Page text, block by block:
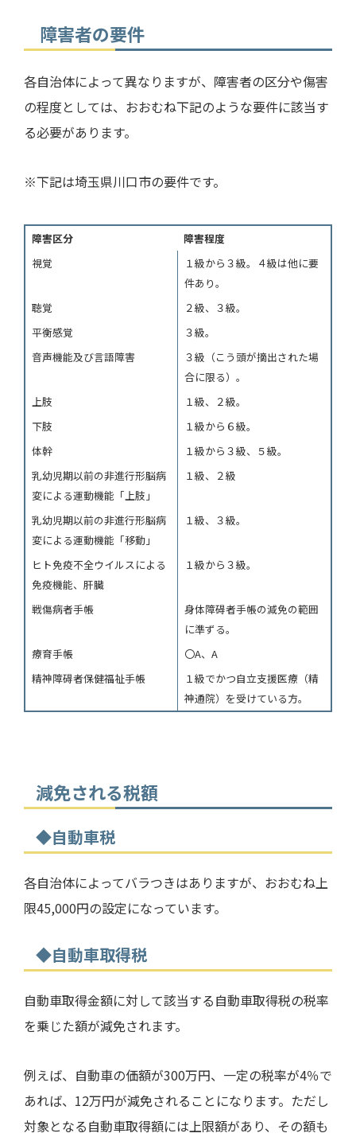
障害者の要件
各自治体によって異なりますが、障害者の区分や傷害
の程度としては、おおむね下記のような要件に該当す
る必要があります。
※下記は埼玉県川口市の要件です。
障害区分
障害程度
視覚
１級から３級。４級は他に要
件あり。
聴覚
２級、３級。
平衡感覚
３級。
音声機能及び言語障害
３級（こう頭が摘出された場
合に限る）。
上肢
１級、２級。
下肢
１級から６級。
体幹
１級から３級、５級。
乳幼児期以前の非進行形脳病
変による運動機能「上肢」
１級、２級
乳幼児期以前の非進行形脳病
変による運動機能「移動」
１級、３級。
ヒト免疫不全ウイルスによる
免疫機能、肝臓
１級から３級。
戦傷病者手帳
身体障碍者手帳の減免の範囲
に準ずる。
療育手帳
〇A、A
精神障碍者保健福祉手帳
１級でかつ自立支援医療（精
神通院）を受けている方。
減免される税額
◆自動車税
各自治体によってバラつきはありますが、おおむね上
限45,000円の設定になっています。
◆自動車取得税
自動車取得金額に対して該当する自動車取得税の税率
を乗じた額が減免されます。
例えば、自動車の価額が300万円、一定の税率が4％で
あれば、 12万円が減免されることになります。ただし
対象となる自動車取得額には上限額があり、その額も